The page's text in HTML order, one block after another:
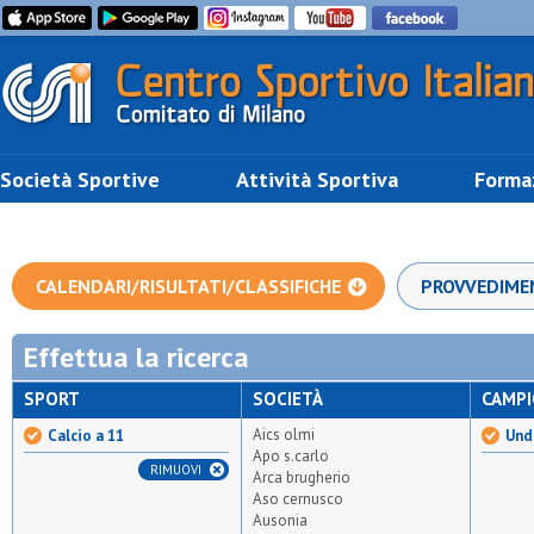
Società Sportive Attività Sportiva
CALENDARI/RISULTATI/CLASSIFICHE
Effettua la ricerca
SPORT
Calcio a 11
RIMUOVI
SOCIETÀ
Aics olmi
Apo s.carlo
Arca brugherio
Aso cernusco
Ausonia